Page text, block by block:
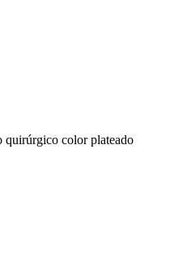
quirúrgico color plateado